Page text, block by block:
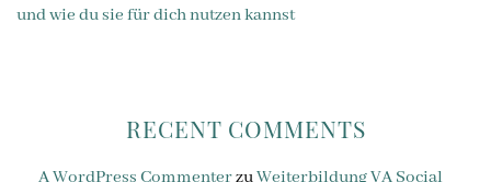
und wie du sie für dich nutzen kannst
RECENT COMMENTS